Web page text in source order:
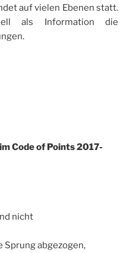
auf vielen Ebenen statt.
als Information die
Code of Points 2017-
nicht
Sprung abgezogen,